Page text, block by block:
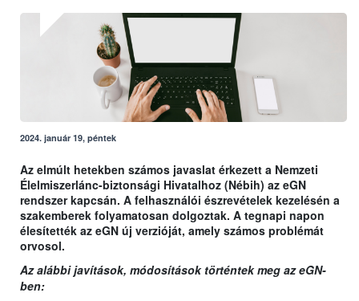
2024. január 19, péntek
Az elmúlt hetekben számos javaslat érkezett a Nemzeti
Élelmiszerlánc-biztonsági Hivatalhoz (Nébih) az eGN
rendszer kapcsán. A felhasználói észrevételek kezelésén a
szakemberek folyamatosan dolgoztak. A tegnapi napon
élesítették az eGN új verzióját, amely számos problémát
orvosol.
Az alábbi javítások, módosítások történtek meg az eGN-
ben: